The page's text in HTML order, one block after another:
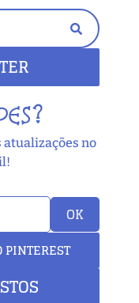
atualizações no
OK
PINTEREST